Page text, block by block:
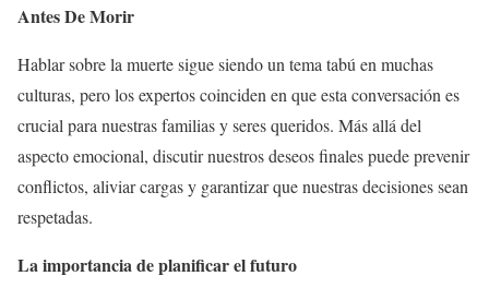
Antes De Morir
Hablar sobre la muerte sigue siendo un tema tabú en muchas
culturas, pero los expertos coinciden en que esta conversación es
crucial para nuestras familias y seres queridos. Más allá del
aspecto emocional, discutir nuestros deseos finales puede prevenir
conflictos, aliviar cargas y garantizar que nuestras decisiones sean
respetadas.
La importancia de planificar el futuro